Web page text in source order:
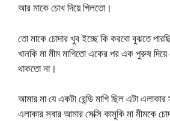
আর মাকে চোখ দিয়ে গিলতো।
তো মাকে চোদার খুব ইচ্ছে কি করবো বুঝতে
খানকি মা মীম মাগিতো একের পর এক পুরুষ
থাকতো না।
আমার মা যে একটা রেন্ডি মাগি ছিল এটা
এলাকার সবার আমার সেক্সি কামুকি মা মীমকে